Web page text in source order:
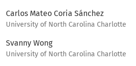
Carlos Mateo Coria Sánchez
University of North Carolina Charlotte
Svanny Wong
University of North Carolina Charlotte